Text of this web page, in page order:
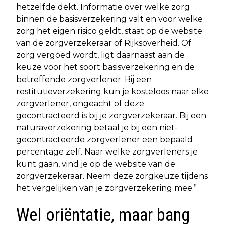
hetzelfde dekt. Informatie over welke zorg
binnen de basisverzekering valt en voor welke
zorg het eigen risico geldt, staat op de website
van de zorgverzekeraar of Rijksoverheid. Of
zorg vergoed wordt, ligt daarnaast aan de
keuze voor het soort basisverzekering en de
betreffende zorgverlener. Bij een
restitutieverzekering kun je kosteloos naar elke
zorgverlener, ongeacht of deze
gecontracteerd is bij je zorgverzekeraar. Bij een
naturaverzekering betaal je bij een niet-
gecontracteerde zorgverlener een bepaald
percentage zelf. Naar welke zorgverleners je
kunt gaan, vind je op de website van de
zorgverzekeraar. Neem deze zorgkeuze tijdens
het vergelijken van je zorgverzekering mee.”
Wel oriëntatie, maar bang